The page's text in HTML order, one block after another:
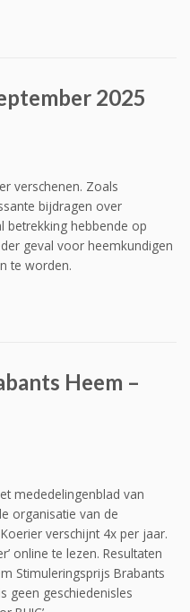
2025
verschenen. Zoals
bijdragen over
betrekking hebbende op
geval voor heemkundigen
te worden.
Heem –
mededelingenblad van
organisatie van de
verschijnt 4x per jaar.
online te lezen. Resultaten
Stimuleringsprijs Brabants
geen geschiedenisles